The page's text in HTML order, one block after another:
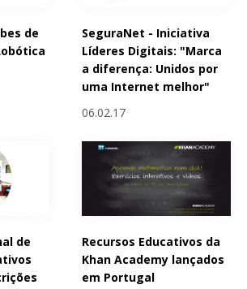
de
SeguraNet - Iniciativa
Líderes Digitais: "Marca
a diferença: Unidos por
uma Internet melhor"
06.02.17
de
Recursos Educativos da
Khan Academy lançados
em Portugal